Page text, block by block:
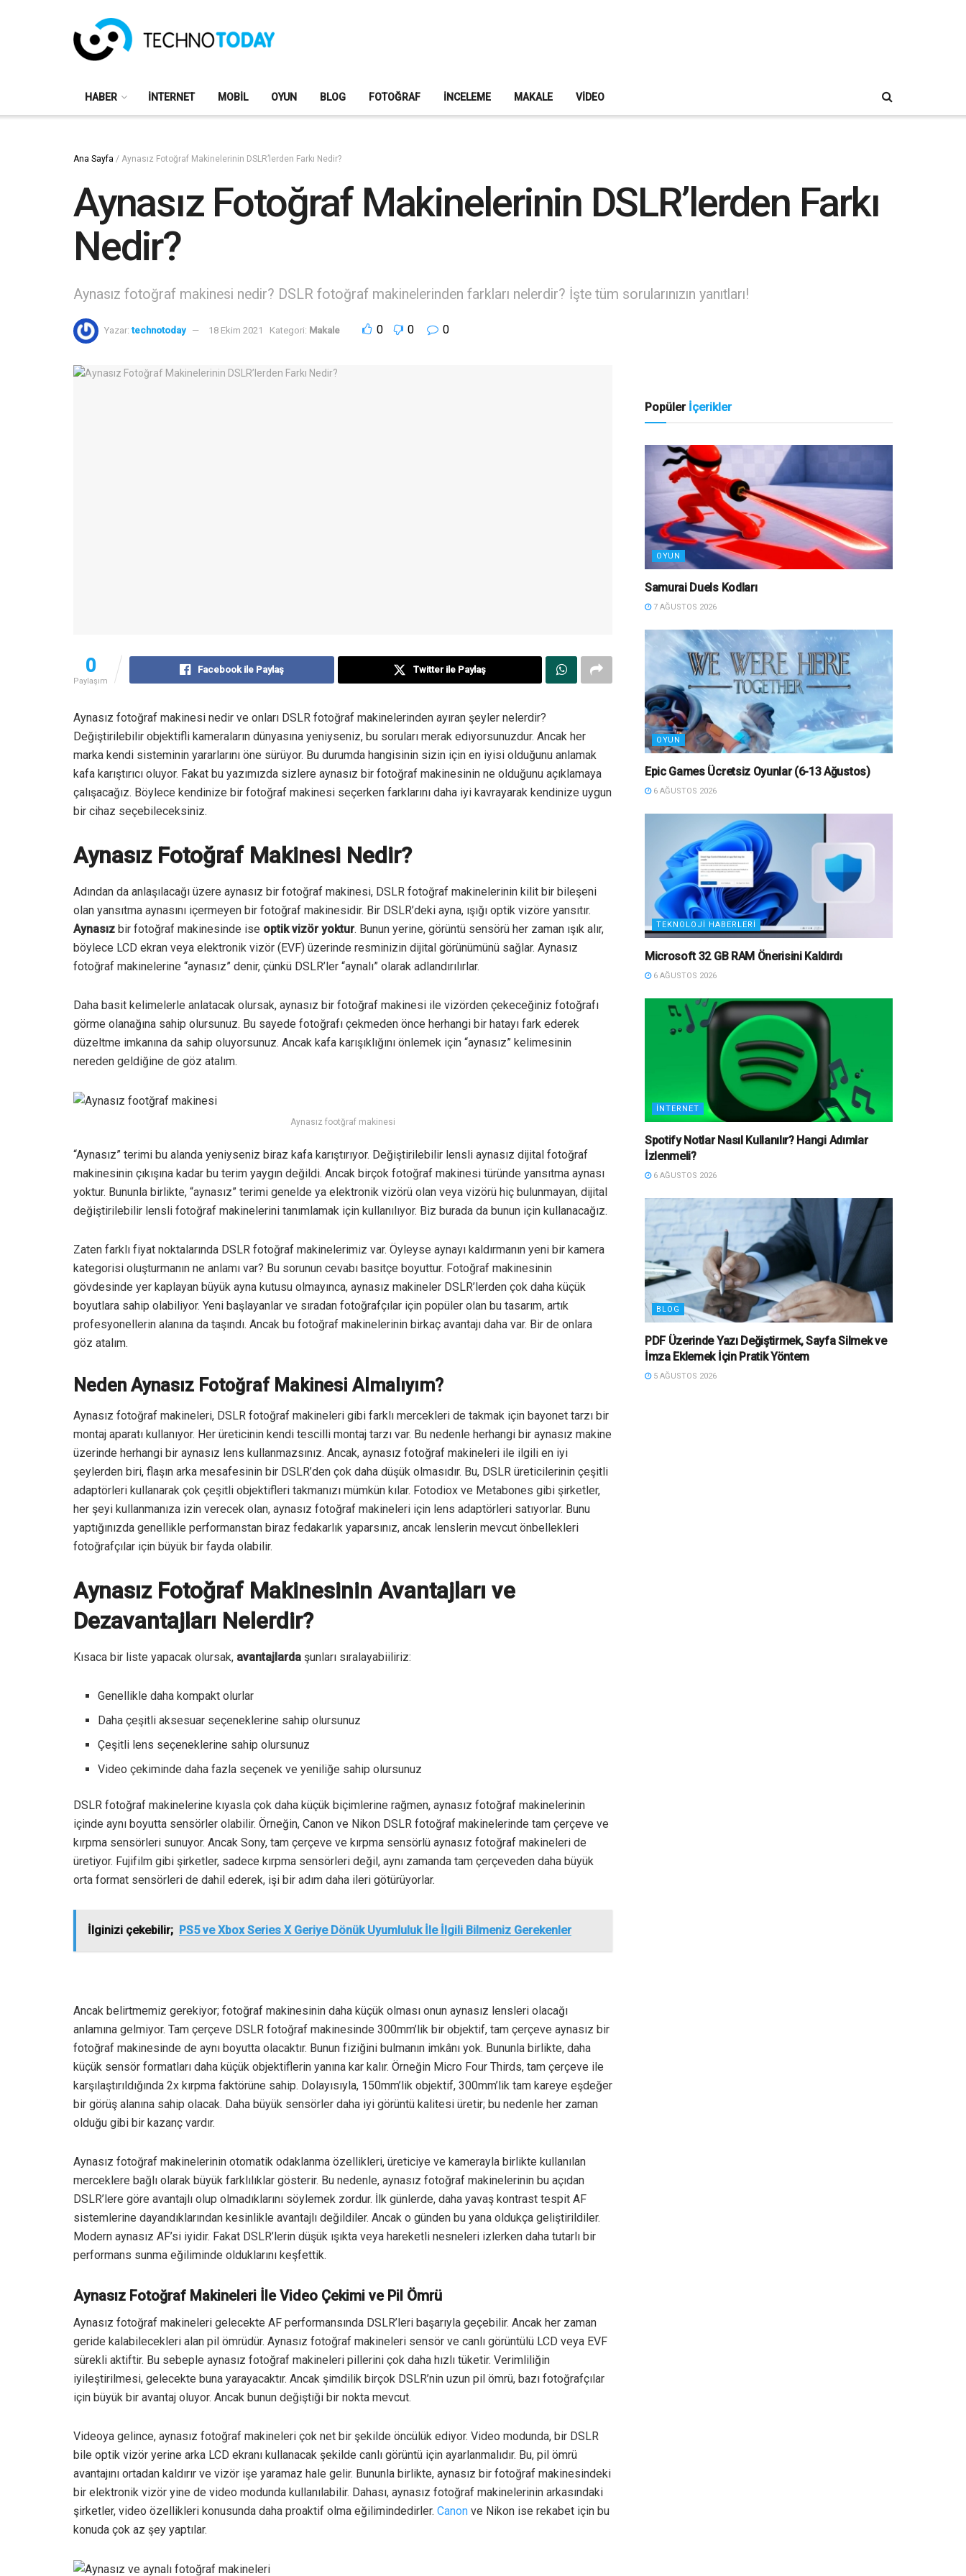
HABER İNTERNET MOBIL OYUN BLOG FOTOĞRAF İNCELEME MAKALE VIDEO
Ana Sayfa / Aynasız Fotoğraf Makinelerinin DSLR’lerden Farkı Nedir?
Aynasız Fotoğraf Makinelerinin DSLR’lerden Farkı
Nedir?
Aynasız fotoğraf makinesi nedir? DSLR fotoğraf makinelerinden farkları nelerdir? İşte tüm sorularınızın yanıtları!
Yazar: technotoday 18 Ekim 2021 Kategori: Makale 0 0 0
0
Paylaşım
Facebook ile Paylaş Twitter ile Paylaş
Aynasız fotoğraf makinesi nedir ve onları DSLR fotoğraf makinelerinden ayıran şeyler nelerdir?
Değiştirilebilir objektifli kameraların dünyasına yeniyseniz, bu soruları merak ediyorsunuzdur. Ancak her
marka kendi sisteminin yararlarını öne sürüyor. Bu durumda hangisinin sizin için en iyisi olduğunu anlamak
kafa karıştırıcı oluyor. Fakat bu yazımızda sizlere aynasız bir fotoğraf makinesinin ne olduğunu açıklamaya
çalışacağız. Böylece kendinize bir fotoğraf makinesi seçerken farklarını daha iyi kavrayarak kendinize uygun
bir cihaz seçebileceksiniz.
Aynasız Fotoğraf Makinesi Nedir?
Adından da anlaşılacağı üzere aynasız bir fotoğraf makinesi, DSLR fotoğraf makinelerinin kilit bir bileşeni
olan yansıtma aynasını içermeyen bir fotoğraf makinesidir. Bir DSLR’deki ayna, ışığı optik vizöre yansıtır.
Aynasız bir fotoğraf makinesinde ise optik vizör yoktur. Bunun yerine, görüntü sensörü her zaman ışık alır,
böylece LCD ekran veya elektronik vizör (EVF) üzerinde resminizin dijital görünümünü sağlar. Aynasız
fotoğraf makinelerine “aynasız” denir, çünkü DSLR’ler “aynalı” olarak adlandırılırlar.
Daha basit kelimelerle anlatacak olursak, aynasız bir fotoğraf makinesi ile vizörden çekeceğiniz fotoğrafı
görme olanağına sahip olursunuz. Bu sayede fotoğrafı çekmeden önce herhangi bir hatayı fark ederek
düzeltme imkanına da sahip oluyorsunuz. Ancak kafa karışıklığını önlemek için “aynasız” kelimesinin
nereden geldiğine de göz atalım.
Aynasız footğraf makinesi
“Aynasız” terimi bu alanda yeniyseniz biraz kafa karıştırıyor. Değiştirilebilir lensli aynasız dijital fotoğraf
makinesinin çıkışına kadar bu terim yaygın değildi. Ancak birçok fotoğraf makinesi türünde yansıtma aynası
yoktur. Bununla birlikte, “aynasız” terimi genelde ya elektronik vizörü olan veya vizörü hiç bulunmayan, dijital
değiştirilebilir lensli fotoğraf makinelerini tanımlamak için kullanılıyor. Biz burada da bunun için kullanacağız.
Zaten farklı fiyat noktalarında DSLR fotoğraf makinelerimiz var. Öyleyse aynayı kaldırmanın yeni bir kamera
kategorisi oluşturmanın ne anlamı var? Bu sorunun cevabı basitçe boyuttur. Fotoğraf makinesinin
gövdesinde yer kaplayan büyük ayna kutusu olmayınca, aynasız makineler DSLR’lerden çok daha küçük
boyutlara sahip olabiliyor. Yeni başlayanlar ve sıradan fotoğrafçılar için popüler olan bu tasarım, artık
profesyonellerin alanına da taşındı. Ancak bu fotoğraf makinelerinin birkaç avantajı daha var. Bir de onlara
göz atalım.
Neden Aynasız Fotoğraf Makinesi Almalıyım?
Aynasız fotoğraf makineleri, DSLR fotoğraf makineleri gibi farklı mercekleri de takmak için bayonet tarzı bir
montaj aparatı kullanıyor. Her üreticinin kendi tescilli montaj tarzı var. Bu nedenle herhangi bir aynasız makine
üzerinde herhangi bir aynasız lens kullanmazsınız. Ancak, aynasız fotoğraf makineleri ile ilgili en iyi
şeylerden biri, flaşın arka mesafesinin bir DSLR’den çok daha düşük olmasıdır. Bu, DSLR üreticilerinin çeşitli
adaptörleri kullanarak çok çeşitli objektifleri takmanızı mümkün kılar. Fotodiox ve Metabones gibi şirketler,
her şeyi kullanmanıza izin verecek olan, aynasız fotoğraf makineleri için lens adaptörleri satıyorlar. Bunu
yaptığınızda genellikle performanstan biraz fedakarlık yaparsınız, ancak lenslerin mevcut önbellekleri
fotoğrafçılar için büyük bir fayda olabilir.
Aynasız Fotoğraf Makinesinin Avantajları ve
Dezavantajları Nelerdir?
Kısaca bir liste yapacak olursak, avantajlarda şunları sıralayabiiliriz:
Genellikle daha kompakt olurlar
Daha çeşitli aksesuar seçeneklerine sahip olursunuz
Çeşitli lens seçeneklerine sahip olursunuz
Video çekiminde daha fazla seçenek ve yeniliğe sahip olursunuz
DSLR fotoğraf makinelerine kıyasla çok daha küçük biçimlerine rağmen, aynasız fotoğraf makinelerinin
içinde aynı boyutta sensörler olabilir. Örneğin, Canon ve Nikon DSLR fotoğraf makinelerinde tam çerçeve ve
kırpma sensörleri sunuyor. Ancak Sony, tam çerçeve ve kırpma sensörlü aynasız fotoğraf makineleri de
üretiyor. Fujifilm gibi şirketler, sadece kırpma sensörleri değil, aynı zamanda tam çerçeveden daha büyük
orta format sensörleri de dahil ederek, işi bir adım daha ileri götürüyorlar.
İlginizi çekebilir; PS5 ve Xbox Series X Geriye Dönük Uyumluluk İle İlgili Bilmeniz Gerekenler
Ancak belirtmemiz gerekiyor; fotoğraf makinesinin daha küçük olması onun aynasız lensleri olacağı
anlamına gelmiyor. Tam çerçeve DSLR fotoğraf makinesinde 300mm’lik bir objektif, tam çerçeve aynasız bir
fotoğraf makinesinde de aynı boyutta olacaktır. Bunun fiziğini bulmanın imkânı yok. Bununla birlikte, daha
küçük sensör formatları daha küçük objektiflerin yanına kar kalır. Örneğin Micro Four Thirds, tam çerçeve ile
karşılaştırıldığında 2x kırpma faktörüne sahip. Dolayısıyla, 150mm’lik objektif, 300mm’lik tam kareye eşdeğer
bir görüş alanına sahip olacak. Daha büyük sensörler daha iyi görüntü kalitesi üretir; bu nedenle her zaman
olduğu gibi bir kazanç vardır.
Aynasız fotoğraf makinelerinin otomatik odaklanma özellikleri, üreticiye ve kamerayla birlikte kullanılan
merceklere bağlı olarak büyük farklılıklar gösterir. Bu nedenle, aynasız fotoğraf makinelerinin bu açıdan
DSLR’lere göre avantajlı olup olmadıklarını söylemek zordur. İlk günlerde, daha yavaş kontrast tespit AF
sistemlerine dayandıklarından kesinlikle avantajlı değildiler. Ancak o günden bu yana oldukça geliştirildiler.
Modern aynasız AF’si iyidir. Fakat DSLR’lerin düşük ışıkta veya hareketli nesneleri izlerken daha tutarlı bir
performans sunma eğiliminde olduklarını keşfettik.
Aynasız Fotoğraf Makineleri İle Video Çekimi ve Pil Ömrü
Aynasız fotoğraf makineleri gelecekte AF performansında DSLR’leri başarıyla geçebilir. Ancak her zaman
geride kalabilecekleri alan pil ömrüdür. Aynasız fotoğraf makineleri sensör ve canlı görüntülü LCD veya EVF
sürekli aktiftir. Bu sebeple aynasız fotoğraf makineleri pillerini çok daha hızlı tüketir. Verimliliğin
iyileştirilmesi, gelecekte buna yarayacaktır. Ancak şimdilik birçok DSLR’nin uzun pil ömrü, bazı fotoğrafçılar
için büyük bir avantaj oluyor. Ancak bunun değiştiği bir nokta mevcut.
Videoya gelince, aynasız fotoğraf makineleri çok net bir şekilde öncülük ediyor. Video modunda, bir DSLR
bile optik vizör yerine arka LCD ekranı kullanacak şekilde canlı görüntü için ayarlanmalıdır. Bu, pil ömrü
avantajını ortadan kaldırır ve vizör işe yaramaz hale gelir. Bununla birlikte, aynasız bir fotoğraf makinesindeki
bir elektronik vizör yine de video modunda kullanılabilir. Dahası, aynasız fotoğraf makinelerinin arkasındaki
şirketler, video özellikleri konusunda daha proaktif olma eğilimindedirler. Canon ve Nikon ise rekabet için bu
konuda çok az şey yaptılar.
Popüler İçerikler
OYUN
Samurai Duels Kodları
7 AĞUSTOS 2026
OYUN
Epic Games Ücretsiz Oyunlar (6-13 Ağustos)
6 AĞUSTOS 2026
TEKNOLOJI HABERLERI
Microsoft 32 GB RAM Önerisini Kaldırdı
6 AĞUSTOS 2026
İNTERNET
Spotify Notlar Nasıl Kullanılır? Hangi Adımlar
İzlenmeli?
6 AĞUSTOS 2026
BLOG
PDF Üzerinde Yazı Değiştirmek, Sayfa Silmek ve
İmza Eklemek İçin Pratik Yöntem
5 AĞUSTOS 2026